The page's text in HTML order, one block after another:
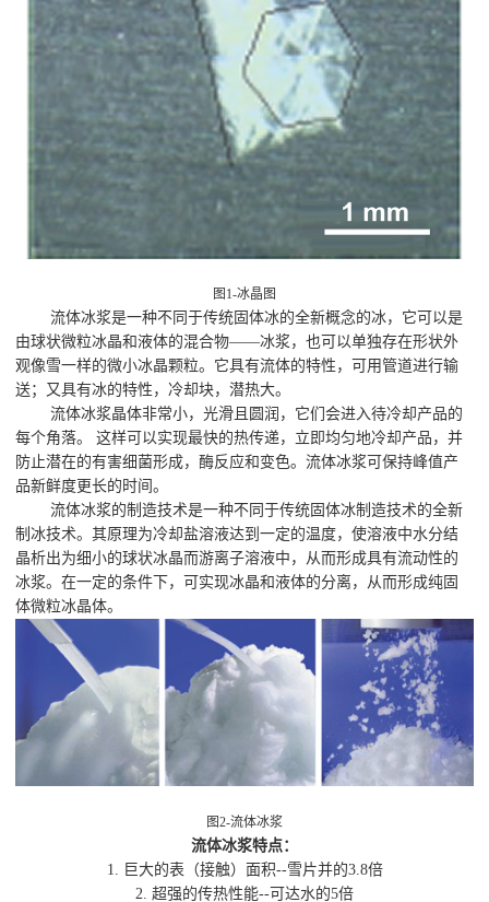
图1-冰晶图
流体冰浆是一种不同于传统固体冰的全新概念的冰，它可以是
由球状微粒冰晶和液体的混合物——冰浆，也可以单独存在形状外
观像雪一样的微小冰晶颗粒。它具有流体的特性，可用管道进行输
送；又具有冰的特性，冷却块，潜热大。
流体冰浆晶体非常小，光滑且圆润，它们会进入待冷却产品的
每个角落。 这样可以实现最快的热传递，立即均匀地冷却产品，并
防止潜在的有害细菌形成，酶反应和变色。流体冰浆可保持峰值产
品新鲜度更长的时间。
流体冰浆的制造技术是一种不同于传统固体冰制造技术的全新
制冰技术。其原理为冷却盐溶液达到一定的温度，使溶液中水分结
晶析出为细小的球状冰晶而游离子溶液中，从而形成具有流动性的
冰浆。在一定的条件下，可实现冰晶和液体的分离，从而形成纯固
体微粒冰晶体。
图2-流体冰浆
流体冰浆特点：
1. 巨大的表（接触）面积--雪片并的3.8倍
2. 超强的传热性能--可达水的5倍